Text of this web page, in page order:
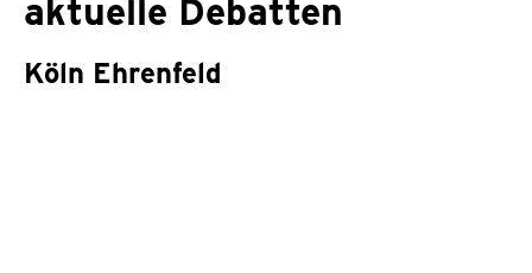
aktuelle Debatten
Köln Ehrenfeld